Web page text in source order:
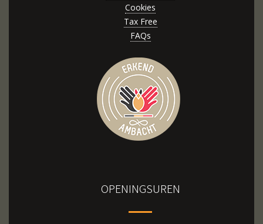
Cookies
Tax Free
FAQs
OPENINGSUREN